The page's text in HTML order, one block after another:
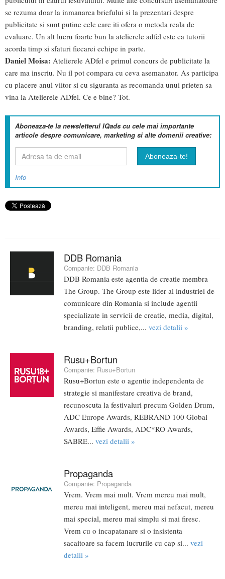
se rezuma doar la inmanarea briefului si la prezentari despre
publicitate si sunt putine cele care iti ofera o metoda reala de
evaluare. Un alt lucru foarte bun la atelierele adfel este ca tutorii
acorda timp si sfaturi fiecarei echipe in parte.
Daniel Moisa: Atelierele ADfel e primul concurs de publicitate la
care ma inscriu. Nu il pot compara cu ceva asemanator. As participa
cu placere anul viitor si cu siguranta as recomanda unui prieten sa
vina la Atelierele ADfel. Ce e bine? Tot.
Aboneaza-te la newsletterul IQads cu cele mai importante
articole despre comunicare, marketing si alte domenii creative:
Info
DDB Romania
Companie: DDB Romania
DDB Romania este agentia de creatie membra
The Group. The Group este lider al industriei de
comunicare din Romania si include agentii
specializate in servicii de creatie, media, digital,
branding, relatii publice,... vezi detalii »
Rusu+Bortun
Companie: Rusu+Bortun
Rusu+Bortun este o agentie independenta de
strategie si manifestare creativa de brand,
recunoscuta la festivaluri precum Golden Drum,
ADC Europe Awards, REBRAND 100 Global
Awards, Effie Awards, ADC*RO Awards,
SABRE... vezi detalii »
Propaganda
Companie: Propaganda
Vrem. Vrem mai mult. Vrem mereu mai mult,
mereu mai inteligent, mereu mai nefacut, mereu
mai special, mereu mai simplu si mai firesc.
Vrem cu o incapatanare si o insistenta
sacaitoare sa facem lucrurile cu cap si... vezi
detalii »